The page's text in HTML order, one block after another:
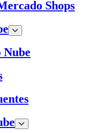
Shops
Nube